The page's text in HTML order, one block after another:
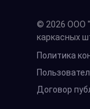
© 2026 ООО
каркасных
Политика
Договор